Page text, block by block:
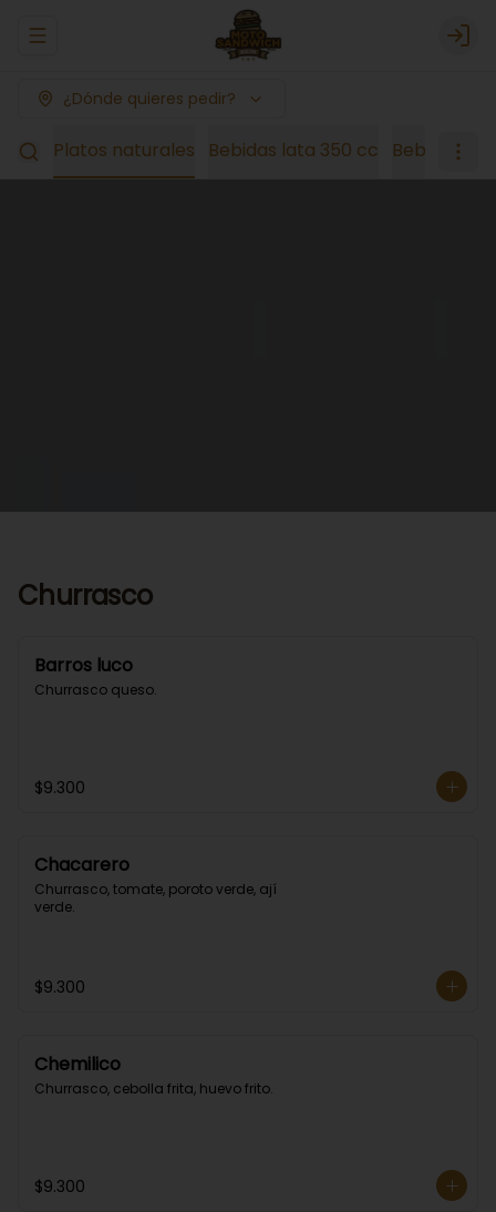
Abrir menu de navegación Login
¿Dónde quieres pedir?
Platos naturales Bebidas lata 350 cc Bebidas 1,5
Churrasco
Barros luco
Churrasco queso.
$9.300
Chacarero
Churrasco, tomate, poroto verde, ají
verde.
$9.300
Chemilico
Churrasco, cebolla frita, huevo frito.
$9.300